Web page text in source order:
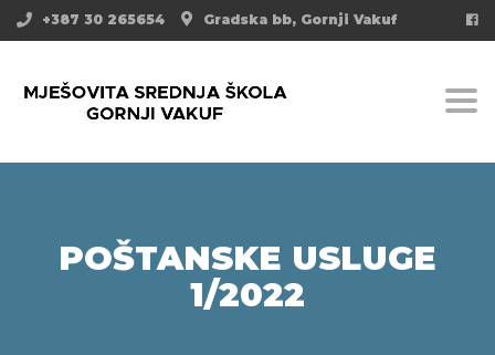
Gradska bb, Gornji Vakuf
+387 30 265654
POŠTANSKE USLUGE
1/2022